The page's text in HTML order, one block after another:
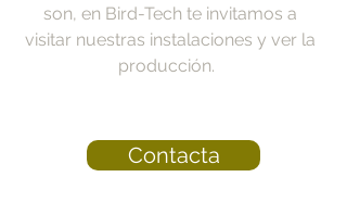
son, en Bird-Tech te invitamos a
visitar nuestras instalaciones y ver la
producción.
Contacta